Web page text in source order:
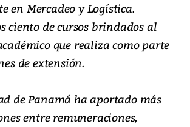
en Mercadeo y Logística.
ciento de cursos brindados al
que realiza como parte
de extensión.
de Panamá ha aportado más
entre remuneraciones,